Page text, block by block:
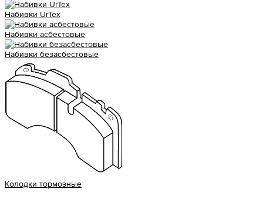
Набивки UrTex
Набивки асбестовые
Набивки безасбестовые
Колодки тормозные